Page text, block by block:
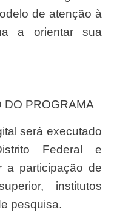
de atenção à
a orientar sua
DO PROGRAMA
Federal e
a participação de
institutos
pesquisa.